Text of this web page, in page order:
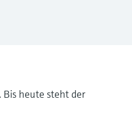
Bis heute steht der